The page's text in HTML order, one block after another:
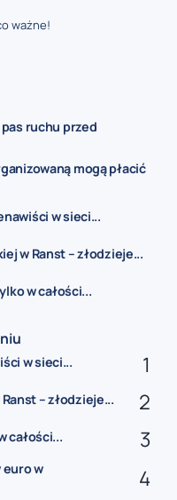
ważne!
ruchu przed
mogą płacić
w sieci...
w Ranst – złodzieje...
w całości...
w sieci...
– złodzieje...
całości...
euro w